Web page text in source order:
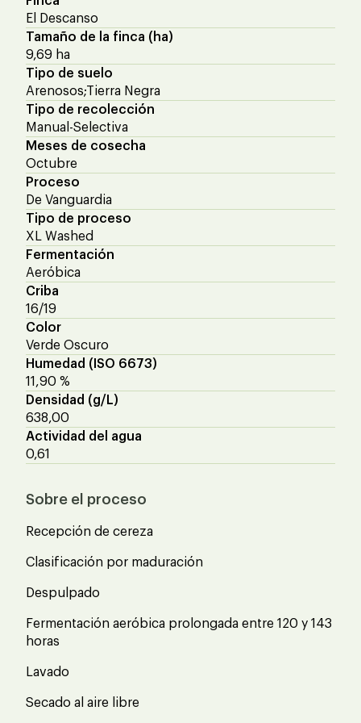
El Descanso
Tamaño de la finca (ha)
9,69 ha
Tipo de suelo
Arenosos;Tierra Negra
Tipo de recolección
Manual-Selectiva
Meses de cosecha
Octubre
Proceso
De Vanguardia
Tipo de proceso
XL Washed
Fermentación
Aeróbica
Criba
16/19
Color
Verde Oscuro
Humedad (ISO 6673)
11,90 %
Densidad (g/L)
638,00
Actividad del agua
0,61
Sobre el proceso
Recepción de cereza
Clasificación por maduración
Despulpado
Fermentación aeróbica prolongada entre 120 y 143
horas
Lavado
Secado al aire libre